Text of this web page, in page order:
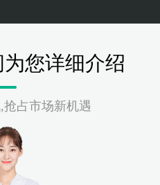
您详细介绍
占市场新机遇